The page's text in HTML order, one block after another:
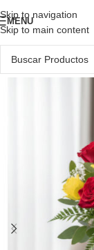
Skip to navigation
Skip to main content
MENU